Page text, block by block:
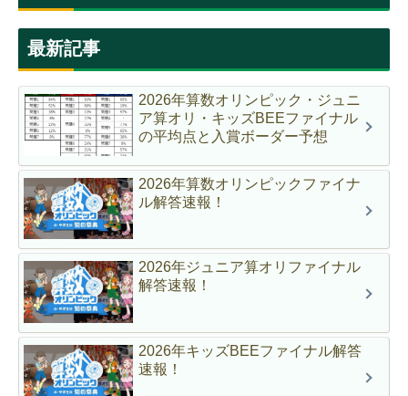
最新記事
2026年算数オリンピック・ジュニ
ア算オリ・キッズBEEファイナル
の平均点と入賞ボーダー予想
2026年算数オリンピックファイナ
ル解答速報！
2026年ジュニア算オリファイナル
解答速報！
2026年キッズBEEファイナル解答
速報！